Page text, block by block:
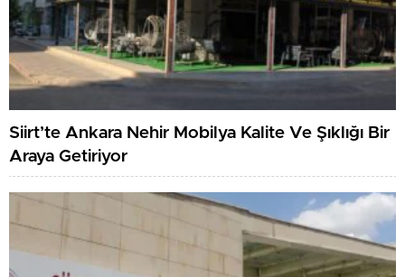
Siirt’te Ankara Nehir Mobilya Kalite Ve Şıklığı Bir
Araya Getiriyor